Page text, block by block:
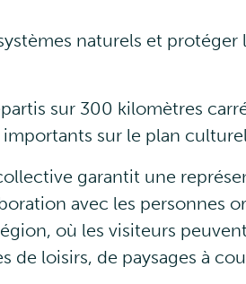
naturels et protéger
sur 300 kilomètres
sur le plan
garantit une
avec les personnes
où les visiteurs
loisirs, de paysages à